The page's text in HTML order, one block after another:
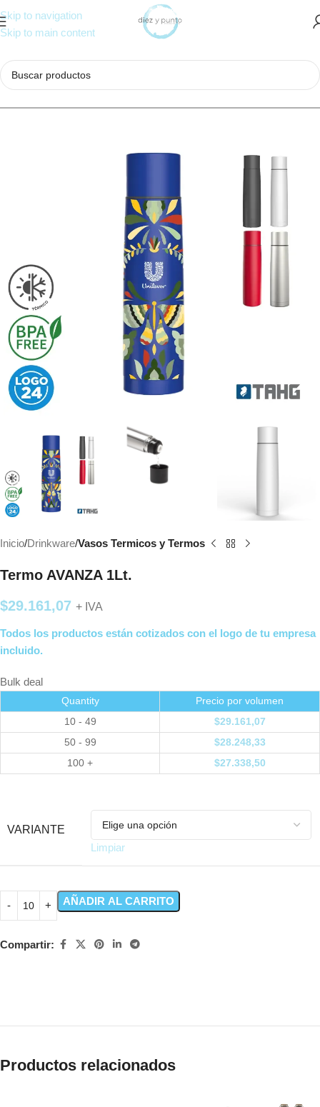
Skip to navigation
Skip to main content
Inicio Drinkware Vasos Termicos y Termos
Termo AVANZA 1Lt.
$29.161,07 + IVA
Todos los productos están cotizados con el logo de tu empresa
incluido.
Bulk deal
Quantity
Precio por volumen
10 - 49
$29.161,07
50 - 99
$28.248,33
100 +
$27.338,50
VARIANTE
Limpiar
AÑADIR AL CARRITO
Compartir:
Productos relacionados